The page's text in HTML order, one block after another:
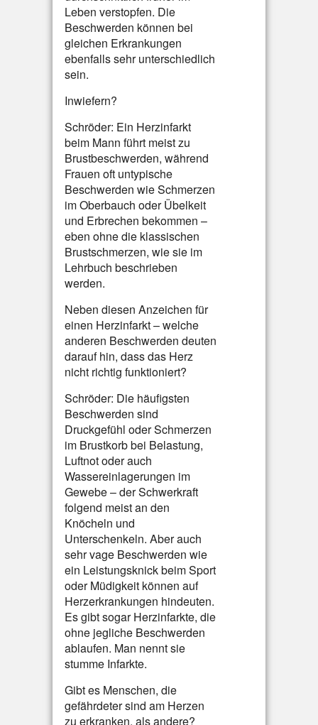
Leben verstopfen. Die
Beschwerden können bei
gleichen Erkrankungen
ebenfalls sehr unterschiedlich
sein.
Inwiefern?
Schröder: Ein Herzinfarkt
beim Mann führt meist zu
Brustbeschwerden, während
Frauen oft untypische
Beschwerden wie Schmerzen
im Oberbauch oder Übelkeit
und Erbrechen bekommen –
eben ohne die klassischen
Brustschmerzen, wie sie im
Lehrbuch beschrieben
werden.
Neben diesen Anzeichen für
einen Herzinfarkt – welche
anderen Beschwerden deuten
darauf hin, dass das Herz
nicht richtig funktioniert?
Schröder: Die häufigsten
Beschwerden sind
Druckgefühl oder Schmerzen
im Brustkorb bei Belastung,
Luftnot oder auch
Wassereinlagerungen im
Gewebe – der Schwerkraft
folgend meist an den
Knöcheln und
Unterschenkeln. Aber auch
sehr vage Beschwerden wie
ein Leistungsknick beim Sport
oder Müdigkeit können auf
Herzerkrankungen hindeuten.
Es gibt sogar Herzinfarkte, die
ohne jegliche Beschwerden
ablaufen. Man nennt sie
stumme Infarkte.
Gibt es Menschen, die
gefährdeter sind am Herzen
zu erkranken, als andere?